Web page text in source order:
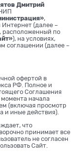
Дмитрий
,
(далее –
расположенный по
), на условиях,
соглашении (далее –
офертой в
РФ. Полное и
Соглашения
начала
(включая просмотр
и иные действия).
что
принимает все
не согласен
Сайт.